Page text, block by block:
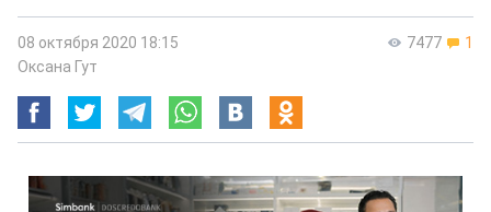
7477 1
08 октября 2020 18:15
Оксана Гут